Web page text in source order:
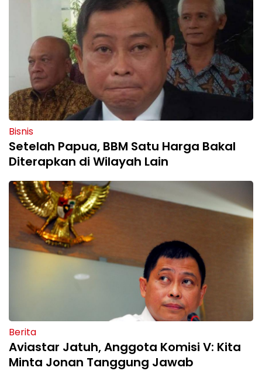
Bisnis
Setelah Papua, BBM Satu Harga Bakal
Diterapkan di Wilayah Lain
Berita
Aviastar Jatuh, Anggota Komisi V: Kita
Minta Jonan Tanggung Jawab